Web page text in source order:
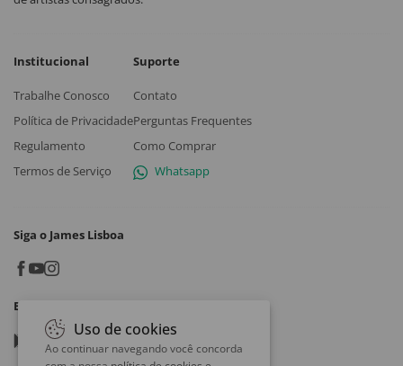
Institucional
Trabalhe Conosco
Política de Privacidade
Regulamento
Termos de Serviço
Suporte
Contato
Perguntas Frequentes
Como Comprar
Whatsapp
Siga o James Lisboa
Baixe o App
Google play
Uso de cookies
Ao continuar navegando você concorda